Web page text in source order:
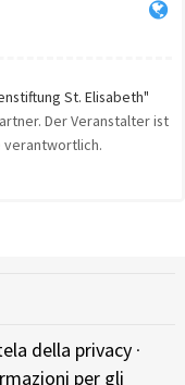
St. Elisabeth"
Der Veranstalter ist
verantwortlich.
della privacy·
per gli